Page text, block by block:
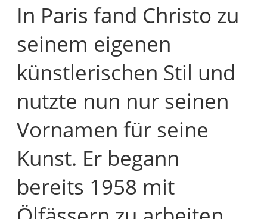
In Paris fand Christo zu
seinem eigenen
künstlerischen Stil und
nutzte nun nur seinen
Vornamen für seine
Kunst. Er begann
bereits 1958 mit